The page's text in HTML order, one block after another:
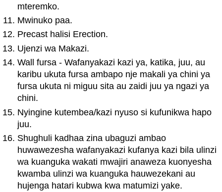
mteremko.
Mwinuko paa.
Precast halisi Erection.
Ujenzi wa Makazi.
Wall fursa - Wafanyakazi kazi ya, katika, juu, au
karibu ukuta fursa ambapo nje makali ya chini ya
fursa ukuta ni miguu sita au zaidi juu ya ngazi ya
chini.
Nyingine kutembea/kazi nyuso si kufunikwa hapo
juu.
Shughuli kadhaa zina ubaguzi ambao
huwawezesha wafanyakazi kufanya kazi bila ulinzi
wa kuanguka wakati mwajiri anaweza kuonyesha
kwamba ulinzi wa kuanguka hauwezekani au
hujenga hatari kubwa kwa matumizi yake.